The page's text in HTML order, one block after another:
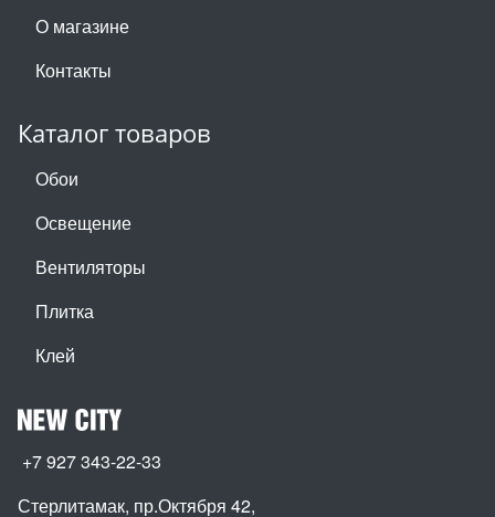
О магазине
Контакты
Каталог товаров
Обои
Освещение
Вентиляторы
Плитка
Клей
+7 927 343-22-33
Стерлитамак, пр.Октября 42,